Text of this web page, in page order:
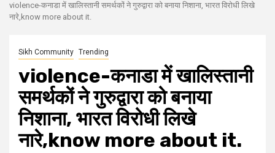
violence-कनाडा में खालिस्तानी समर्थकों ने गुरुद्वारा को बनाया निशाना, भारत विरोधी लिखे
नारे,know more about it.
Sikh Community Trending
violence-कनाडा में खालिस्तानी
समर्थकों ने गुरुद्वारा को बनाया
निशाना, भारत विरोधी लिखे
नारे,know more about it.